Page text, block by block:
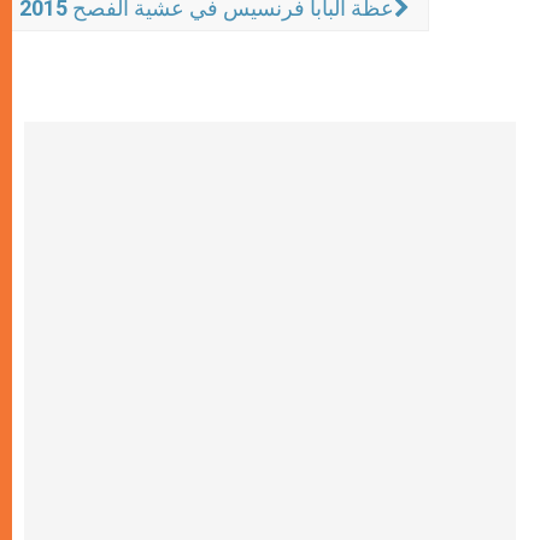
عظة البابا فرنسيس في عشية الفصح 2015